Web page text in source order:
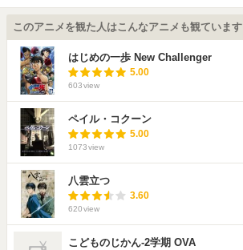
このアニメを観た人はこんなアニメも観ています
はじめの一歩 New Challenger
5.00
603view
ペイル・コクーン
5.00
1073view
八雲立つ
3.60
620view
こどものじかん-2学期 OVA